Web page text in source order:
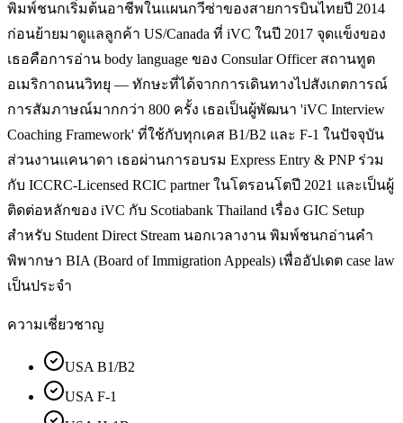
พิมพ์ชนกเริ่มต้นอาชีพในแผนกวีซ่าของสายการบินไทยปี 2014
ก่อนย้ายมาดูแลลูกค้า US/Canada ที่ iVC ในปี 2017 จุดแข็งของ
เธอคือการอ่าน body language ของ Consular Officer สถานทูต
อเมริกาถนนวิทยุ — ทักษะที่ได้จากการเดินทางไปสังเกตการณ์
การสัมภาษณ์มากกว่า 800 ครั้ง เธอเป็นผู้พัฒนา 'iVC Interview
Coaching Framework' ที่ใช้กับทุกเคส B1/B2 และ F-1 ในปัจจุบัน
ส่วนงานแคนาดา เธอผ่านการอบรม Express Entry & PNP ร่วม
กับ ICCRC-Licensed RCIC partner ในโตรอนโตปี 2021 และเป็นผู้
ติดต่อหลักของ iVC กับ Scotiabank Thailand เรื่อง GIC Setup
สำหรับ Student Direct Stream นอกเวลางาน พิมพ์ชนกอ่านคำ
พิพากษา BIA (Board of Immigration Appeals) เพื่ออัปเดต case law
เป็นประจำ
ความเชี่ยวชาญ
USA B1/B2
USA F-1